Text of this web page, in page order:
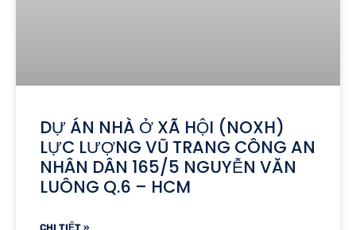
DỰ ÁN NHÀ Ở XÃ HỘI (NOXH)
LỰC LƯỢNG VŨ TRANG CÔNG AN
NHÂN DÂN 165/5 NGUYỄN VĂN
LUÔNG Q.6 – HCM
CHI TIẾT »